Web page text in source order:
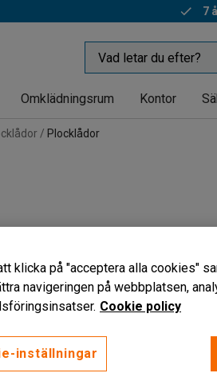
7
Omklädningsrum Kontor
Plocklådor
klicka på "acceptera alla cookies"
navigeringen på webbplatsen,
Cookie policy
inställningar